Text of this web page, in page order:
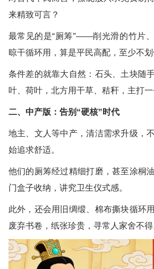
来精致可言？
最常见的是“厕筹”——削光滑的竹片
晾干循环用，算是平民高配，至少不划
条件差的就靠大自然：石头、土块随
叶、荷叶，北方用干草、秸秆，主打一
二、中产版：告别“硬核”时代
地主、文人等中产，清洁需求升级，
始追求舒适。
他们的厕筹经过精细打磨，甚至涂桐
门盒子收纳，讲究卫生仪式感。
此外，还会用旧绸缎、棉布撕块循环
废弃书卷，纸张珍贵，寻常人家舍不得